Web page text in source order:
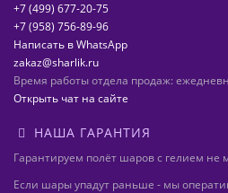
+7 (499) 677-20-75
+7 (958) 756-89-96
Написать в WhatsApp
zakaz@sharlik.ru
Время работы отдела продаж:
Открыть чат на сайте
НАША ГАРАНТИЯ
Гарантируем полёт шаров с гелием не
Если шары упадут раньше - мы